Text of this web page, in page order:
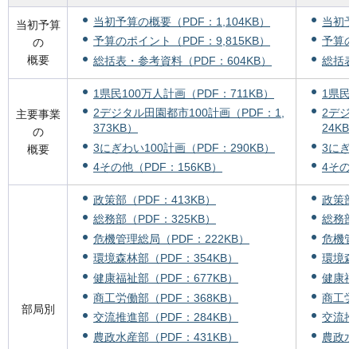
当初予算
の
概要
当初予算の概要（PDF：1,104KB）
予算のポイント（PDF：9,815KB）
総括表・参考資料（PDF：604KB）
当初
予算
総括
主要事業
の
概要
1県民100万人計画（PDF：711KB）
2デジタル田園都市100計画（PDF：1,
373KB）
3にぎわい100計画（PDF：290KB）
4その他（PDF：156KB）
1県民
2デジ
24KB
3にぎ
4その
部局別
政策部（PDF：413KB）
総務部（PDF：325KB）
危機管理総局（PDF：222KB）
環境森林部（PDF：354KB）
健康福祉部（PDF：677KB）
商工労働部（PDF：368KB）
交流推進部（PDF：284KB）
農政水産部（PDF：431KB）
政策
総務
危機
環境
健康
商工
交流
農政